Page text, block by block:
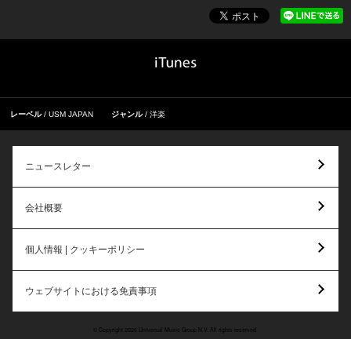
レーベル USM JAPAN ジャンル 洋楽
ニュースレター
会社概要
個人情報 | クッキーポリシー
ウェブサイトにおける免責事項
© Copyright 2026 Universal Music Group N.V. All rights reserved.